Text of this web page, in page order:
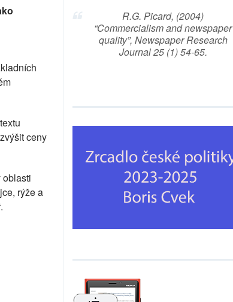
ceny
oblasti
rýže a
R.G. Picard, (2004)
“Commercialism and newspaper
quality”, Newspaper Research
Journal 25 (1) 54-65.